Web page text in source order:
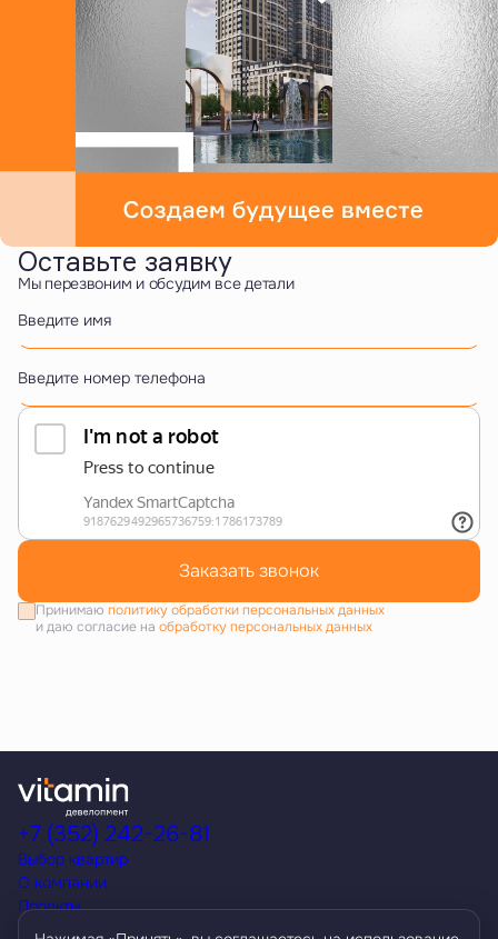
Оставьте заявку
Мы перезвоним и обсудим все детали
Введите имя
Введите номер телефона
Заказать звонок
Принимаю политику обработки персональных данных
и даю согласие на обработку персональных данных
Выбор квартир
О компании
Проекты
Акции
+7 (352) 242-26-81